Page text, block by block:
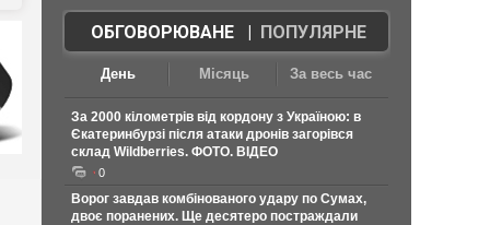
ОБГОВОРЮВАНЕ| ПОПУЛЯРНЕ
День Місяць За весь час
За 2000 кілометрів від кордону з Україною: в
Єкатеринбурзі після атаки дронів загорівся
склад Wildberries. ФОТО. ВІДЕО
0
Ворог завдав комбінованого удару по Сумах,
двоє поранених. Ще десятеро постраждали